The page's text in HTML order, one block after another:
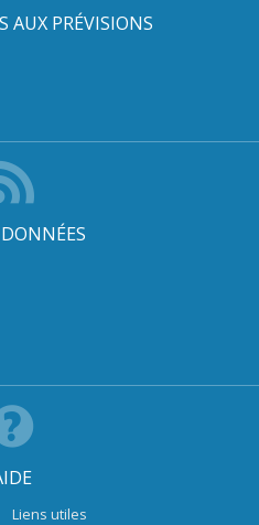
AUX PRÉVISIONS
Liens utiles